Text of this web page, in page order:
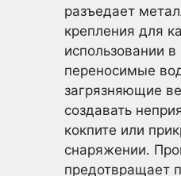
разъедает
крепления для
использовании
переносимые
загрязняющие
создавать
кокпите или
снаряжении.
предотвращает